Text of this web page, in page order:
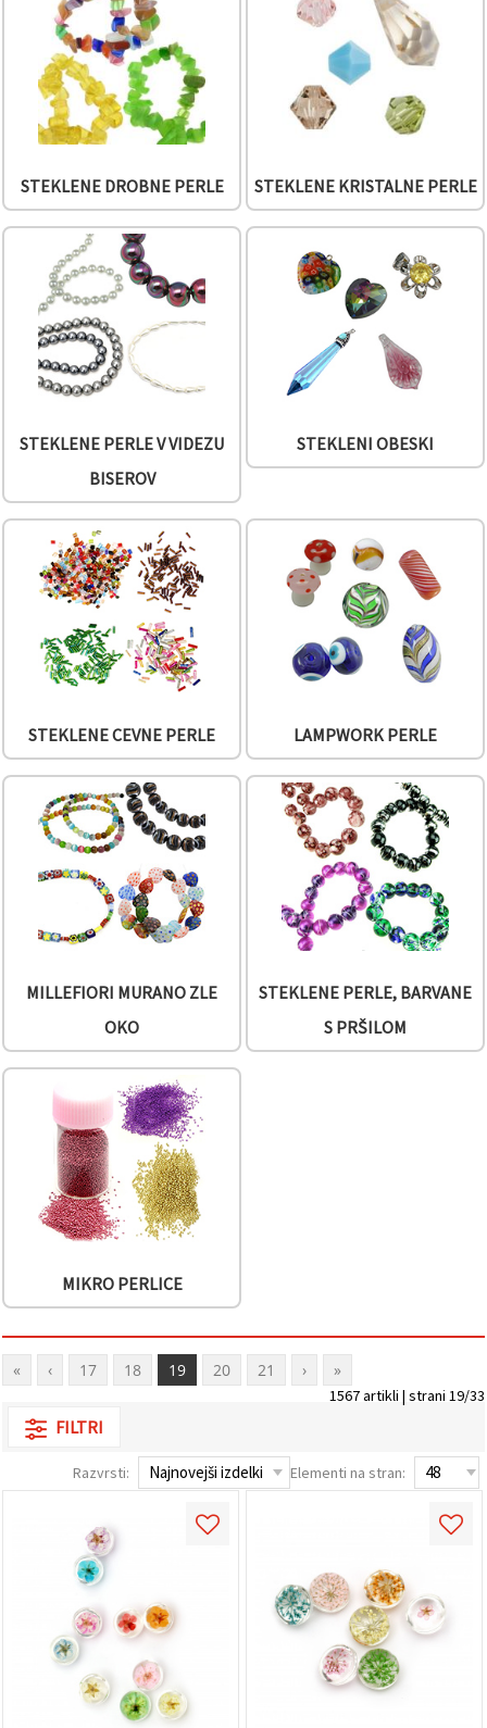
preference z
določene
piškotkov
in klikom
na gumb
»Shrani«.
vse
Nastavitve
STEKLENE DROBNE PERLE STEKLENE KRISTALNE PERLE
STEKLENE PERLE V VIDEZU
BISEROV
STEKLENI OBESKI
STEKLENE CEVNE PERLE LAMPWORK PERLE
MILLEFIORI MURANO ZLE
OKO
STEKLENE PERLE, BARVANE
S PRŠILOM
MIKRO PERLICE
« ‹ 17 18 19 20 21 › »
1567 artikli | strani 19/33
FILTRI
Razvrsti: Elementi na stran: